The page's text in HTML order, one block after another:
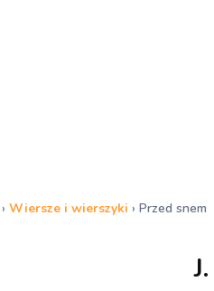
›Wiersze i wierszyki ›Przed snem